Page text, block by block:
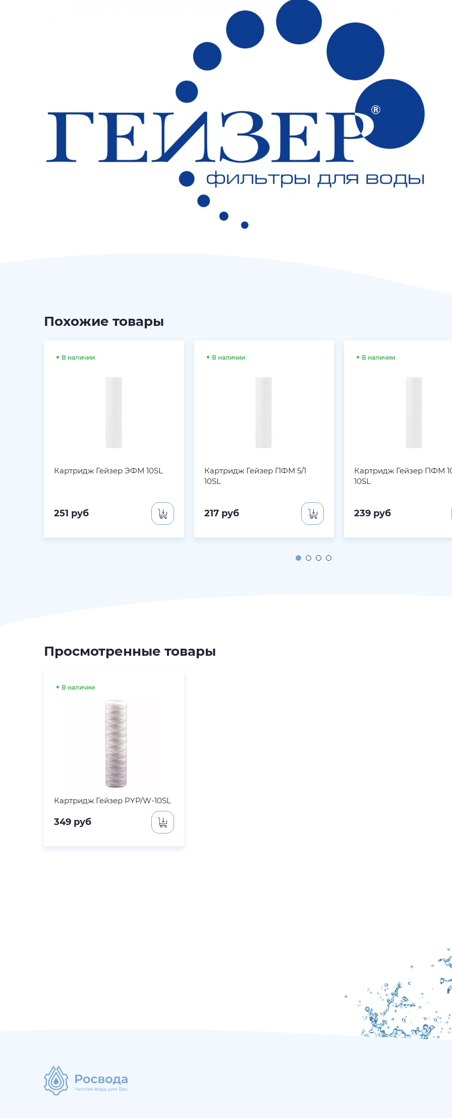
Похожие товары
В наличии
Картридж Гейзер ЭФМ 10SL
251 руб
В наличии
Картридж Гейзер ПФМ 5/1
10SL
217руб
В наличии
Картридж Гейзер ПФМ
10SL
239 руб
Просмотренные товары
В наличии
Картридж Гейзер PYP/W-10SL
349 руб